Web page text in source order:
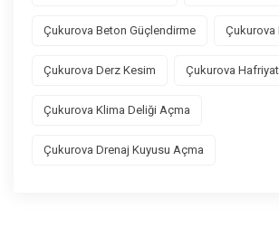
Çukurova Beton Güçlendirme Çukurova
Çukurova Derz Kesim Çukurova Hafriyat
Çukurova Klima Deliği Açma
Çukurova Drenaj Kuyusu Açma